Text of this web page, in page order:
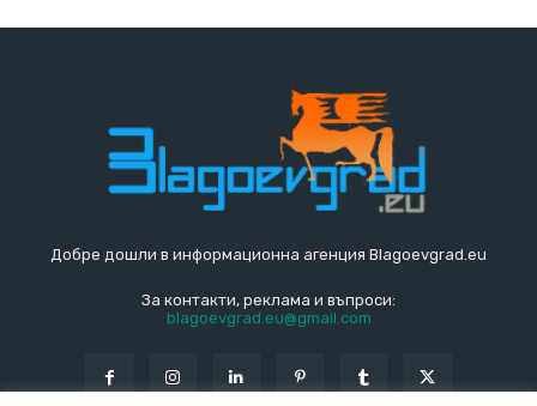
Добре дошли в информационна агенция Blagoevgrad.eu
За контакти, реклама и въпроси:
blagoevgrad.eu@gmail.com